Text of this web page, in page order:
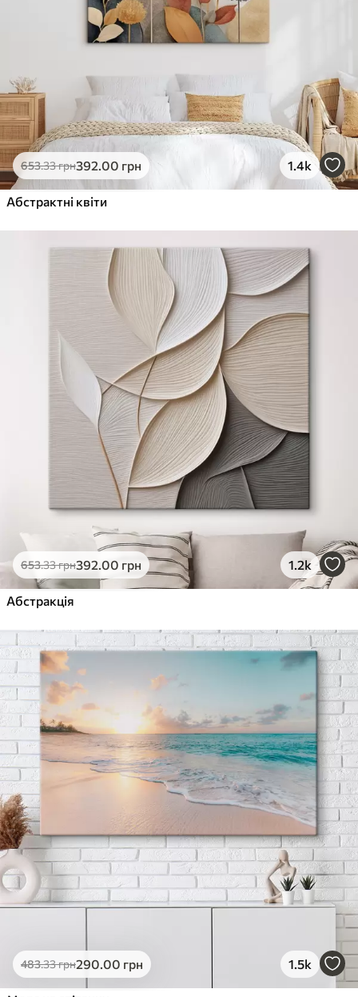
653.33грн392.00 грн 1.4k
Абстрактні квіти
653.33грн392.00 грн 1.2k
Абстракція
483.33грн290.00 грн 1.5k